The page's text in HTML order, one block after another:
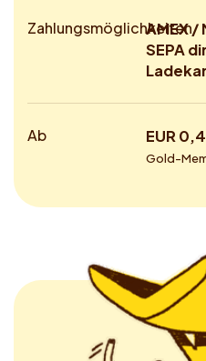
Zahlungsmöglichkeiten
AMEX
SEPA
Ab EUR
Gold-